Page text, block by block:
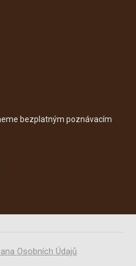
bezplatným poznávacím
Osobních Údajů